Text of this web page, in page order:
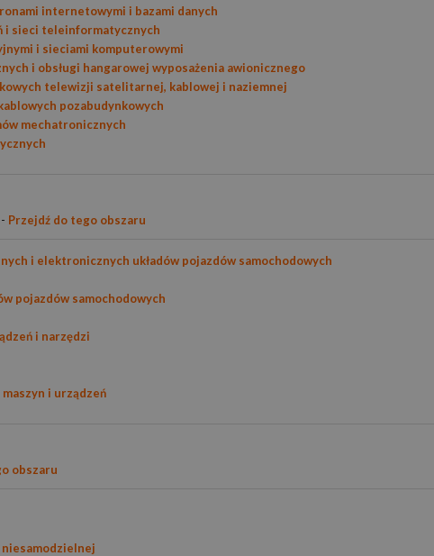
internetowymi i bazami danych
i sieci teleinformatycznych
i sieciami komputerowymi
i obsługi hangarowej wyposażenia awionicznego
telewizji satelitarnej, kablowej i naziemnej
pozabudynkowych
mechatronicznych
- Przejdź do tego obszaru
i elektronicznych układów pojazdów samochodowych
pojazdów samochodowych
i narzędzi
i urządzeń
obszaru